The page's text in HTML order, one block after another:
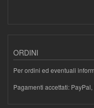
ORDINI
Per ordini ed eventuali
Pagamenti accettati: